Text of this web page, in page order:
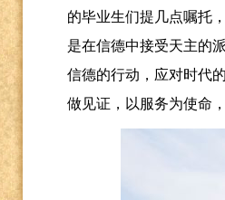
的毕业生们提几点嘱托
是在信德中接受天主的
信德的行动，应对时代
做见证，以服务为使命